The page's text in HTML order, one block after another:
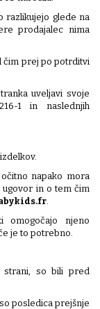
razlikujejo glede na
prodajalec nima
čim prej po potrditvi
uveljavi svoje
1 in naslednjih
napako mora
in o tem čim
omogočajo njeno
je to potrebno.
strani, so bili pred
posledica prejšnje